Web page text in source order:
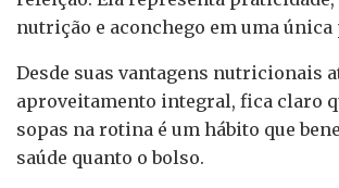
nutrição e aconchego em uma única
Desde suas vantagens nutricionais
aproveitamento integral, fica claro
sopas na rotina é um hábito que
saúde quanto o bolso.